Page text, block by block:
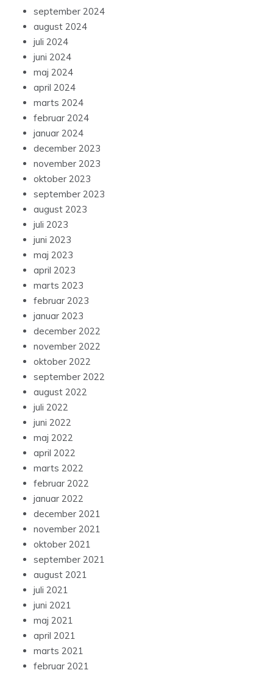
september 2024
august 2024
juli 2024
juni 2024
maj 2024
april 2024
marts 2024
februar 2024
januar 2024
december 2023
november 2023
oktober 2023
september 2023
august 2023
juli 2023
juni 2023
maj 2023
april 2023
marts 2023
februar 2023
januar 2023
december 2022
november 2022
oktober 2022
september 2022
august 2022
juli 2022
juni 2022
maj 2022
april 2022
marts 2022
februar 2022
januar 2022
december 2021
november 2021
oktober 2021
september 2021
august 2021
juli 2021
juni 2021
maj 2021
april 2021
marts 2021
februar 2021